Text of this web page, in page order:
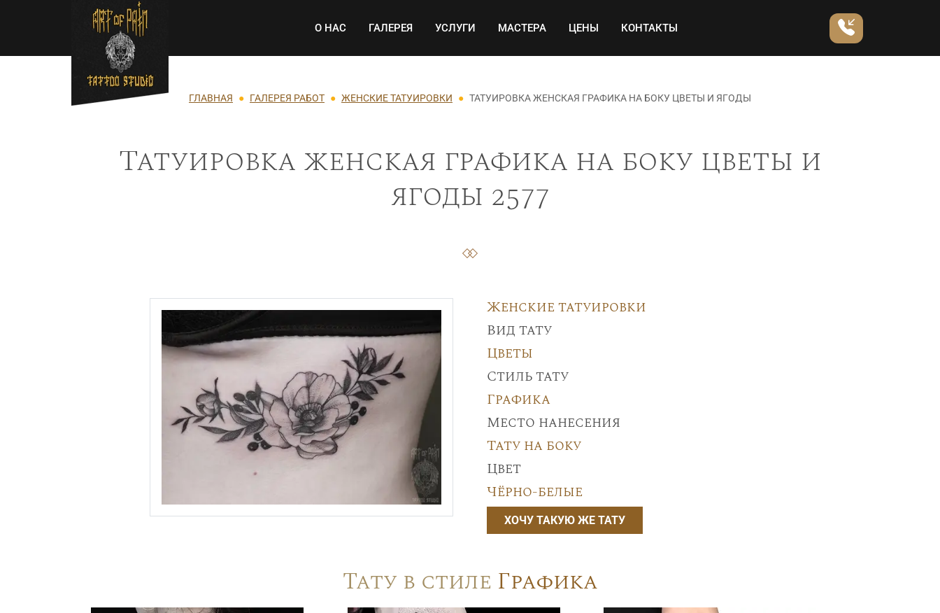
Перейти к основному содержанию Основная навигация
О НАС ГАЛЕРЕЯ УСЛУГИ МАСТЕРА ЦЕНЫ КОНТАКТЫ
Строка навигации
ГЛАВНАЯ ГАЛЕРЕЯ РАБОТ ЖЕНСКИЕ ТАТУИРОВКИ ТАТУИРОВКА ЖЕНСКАЯ ГРАФИКА НА БОКУ ЦВЕТЫ И ЯГОДЫ
Татуировка женская графика на боку цветы и
ягоды 2577
Женские татуировки
Вид тату
Цветы
Стиль тату
Графика
Место нанесения
Тату на боку
Цвет
Чёрно-белые
ХОЧУ ТАКУЮ ЖЕ ТАТУ
Тату в стиле Графика